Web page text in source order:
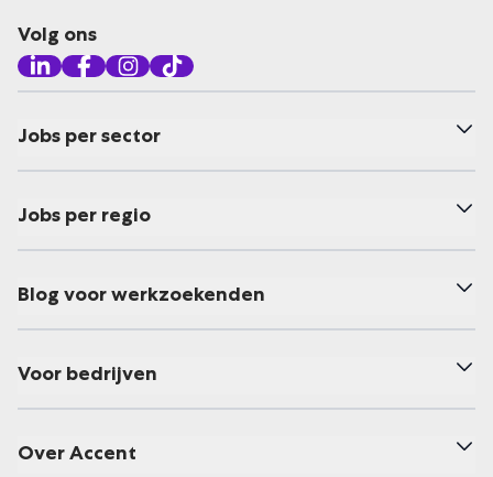
Volg ons
Jobs per sector
Jobs per regio
Blog voor werkzoekenden
Voor bedrijven
Over Accent